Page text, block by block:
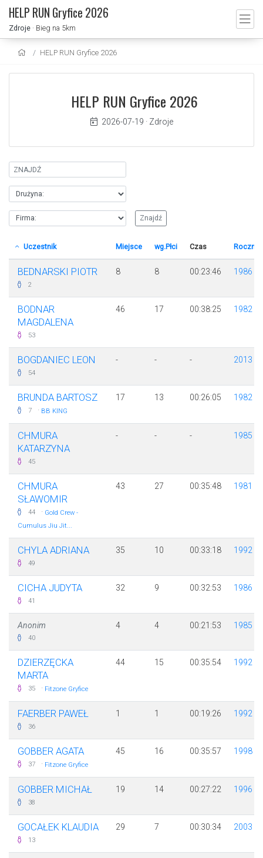
HELP RUN Gryfice 2026
Zdroje · Bieg na 5km
HELP RUN Gryfice 2026
HELP RUN Gryfice 2026
2026-07-19 · Zdroje
Uczestnik Miejsce wg.Płci Czas Rocznik
BEDNARSKI PIOTR
2
8 8 00:23:46 1986
BODNAR
MAGDALENA
53
46 17 00:38:25 1982
BOGDANIEC LEON
54
- - - 2013
BRUNDA BARTOSZ
7 · BB KING
17 13 00:26:05 1982
CHMURA
KATARZYNA
45
- - - 1985
CHMURA
SŁAWOMIR
44 · Gold Crew -
Cumulus Jiu Jit...
43 27 00:35:48 1981
CHYLA ADRIANA
49
35 10 00:33:18 1992
CICHA JUDYTA
41
32 9 00:32:53 1986
Anonim
40
4 4 00:21:53 1985
DZIERZĘCKA
MARTA
35 · Fitzone Gryfice
44 15 00:35:54 1992
FAERBER PAWEŁ
36
1 1 00:19:26 1992
GOBBER AGATA
37 · Fitzone Gryfice
45 16 00:35:57 1998
GOBBER MICHAŁ
38
19 14 00:27:22 1996
GOCAŁEK KLAUDIA
13
29 7 00:30:34 2003